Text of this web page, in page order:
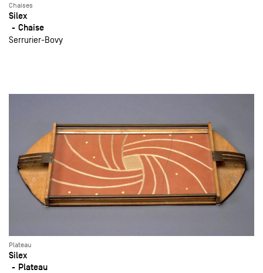
Chaises
Silex
Chaise
Serrurier-Bovy
Plateau
Silex
Plateau